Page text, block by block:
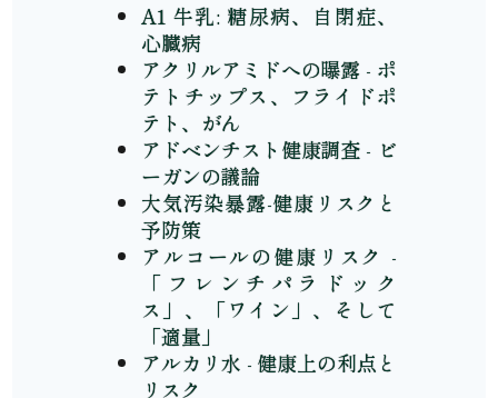
A1 牛乳: 糖尿病、自閉症、
心臓病
アクリルアミドへの曝露 - ポ
テトチップス、フライドポ
テト、がん
アドベンチスト健康調査 - ビ
ーガンの議論
大気汚染暴露-健康リスクと
予防策
アルコールの健康リスク -
「フレンチパラドック
ス」、「ワイン」、そして
「適量」
アルカリ水 - 健康上の利点と
リスク